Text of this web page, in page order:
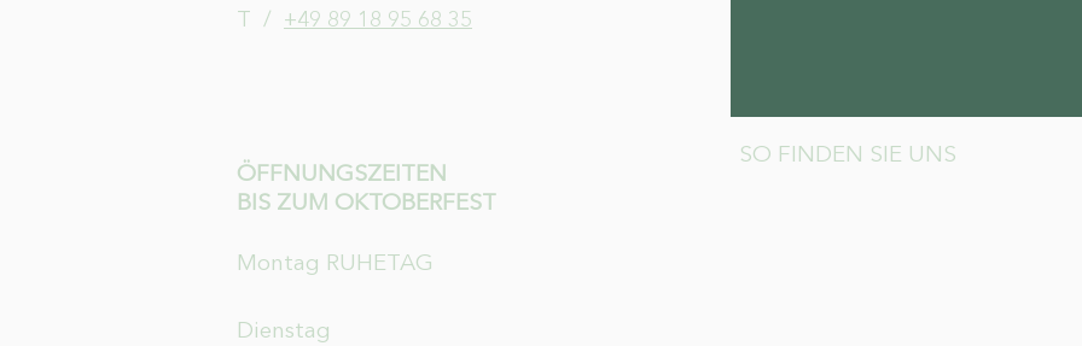
​T / +49 89 18 95 68 35
ÖFFNUNGSZEITEN
BIS ZUM OKTOBERFEST
Montag RUHETAG
Dienstag
SO FINDEN SIE UNS